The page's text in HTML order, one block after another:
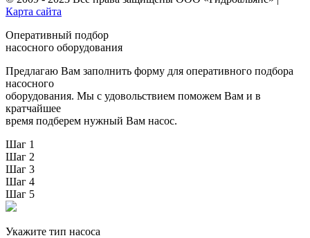
Карта сайта
Оперативный подбор
насосного оборудования
Предлагаю Вам заполнить форму для оперативного подбора
насосного
оборудования. Мы с удовольствием поможем Вам и в
кратчайшее
время подберем нужный Вам насос.
Шаг 1
Шаг 2
Шаг 3
Шаг 4
Шаг 5
Укажите тип насоса